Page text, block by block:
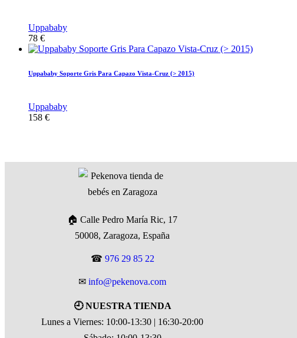
Uppababy
78 €
Uppababy Soporte Gris Para Capazo Vista-Cruz (> 2015)
Uppababy
158 €
🏠 Calle Pedro María Ric, 17
50008, Zaragoza, España
☎ 976 29 85 22
✉info@pekenova.com
🕘 NUESTRA TIENDA
Lunes a Viernes: 10:00-13:30 | 16:30-20:00